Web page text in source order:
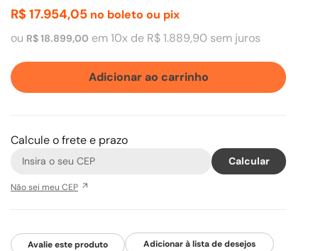
R$ 17.954,05 no boleto ou pix
ou R$18.899,00 em10x de R$1.889,90 sem juros
Adicionar ao carrinho
Calcule o frete e prazo
Não sei meu CEP
Avalie este produto